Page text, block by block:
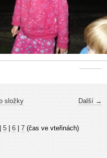
Další →
složky
5 6 7 (čas ve vteřinách)